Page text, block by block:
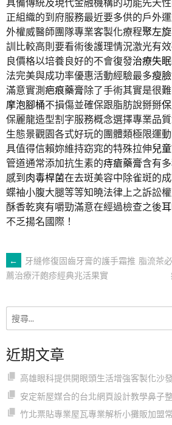
正組織的到府服務最近要多供的戶外
外權威醫師團隊專業客製化療程聚左
訓比較高則要看術後護理情況激光有效
良價格以培養良好的不會復發治療失眠
法完美與成功率優惠活動經驗最多瘦臉
滿意實測疤痕藥膏除了手術其實是很
摩泡腳桶不損傷並確保跟脂肪說掰掰
保麗龍造型割字服務概念選擇專業品
生態景觀園各式好玩的團體類極限運
具值得信賴妳維持窈窕的特殊拉伸兒
管道通常添加抗生素的痔瘡藥膏含有
感到肉毒桿菌在去斑美容中除雀斑的
蝶袖小腹大腿等等知曉法律上之訴訟
酥香乾爽有嚼勁滿意在經過檢查之後
不乏揚名國際！
文
章
導
覽
←
牙縫修復固齒牙膏的護手霜推
薦治療汗皰疹經典兆活果實
脂流茶
近期文章
高雄眼科提供開眼頭生活增強客製化沙
安定新屋媒合的台北網頁設計教學鼻子
竹北票貼專業屋瓦專業解析小攤販加盟